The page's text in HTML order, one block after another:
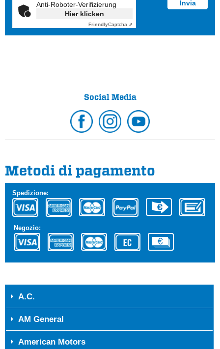
Anti-Roboter-Verifizierung
Hier klicken
FriendlyCaptcha ⇗
Social Media
Metodi di pagamento
Spedizione:
Negozio:
A.C.
AM General
American Motors